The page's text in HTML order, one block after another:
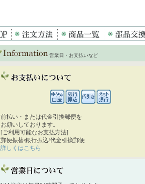
営業日・お支払いなど
前払い・または代金引換郵便を
お願いしております。
[ご利用可能なお支払方法]
郵便振替/銀行振込/代金引換郵便
詳しくはこちら